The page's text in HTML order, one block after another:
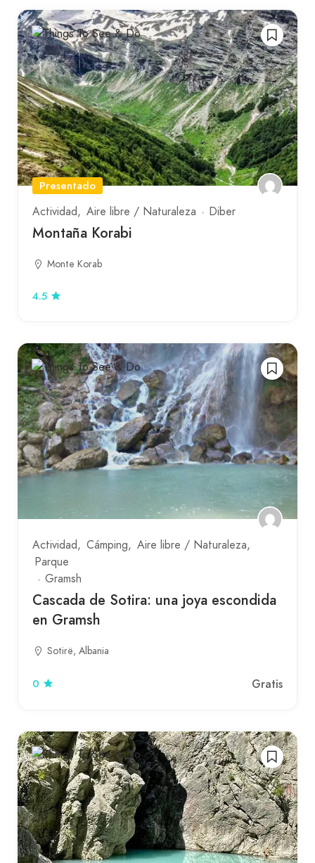
Presentado
Actividad
Aire libre / Naturaleza Diber
Montaña Korabi
Monte Korab
4.5
Actividad Cámping
Aire libre / Naturaleza
Parque
Gramsh
Cascada de Sotira: una joya escondida
en Gramsh
Sotirë, Albania
0 Gratis